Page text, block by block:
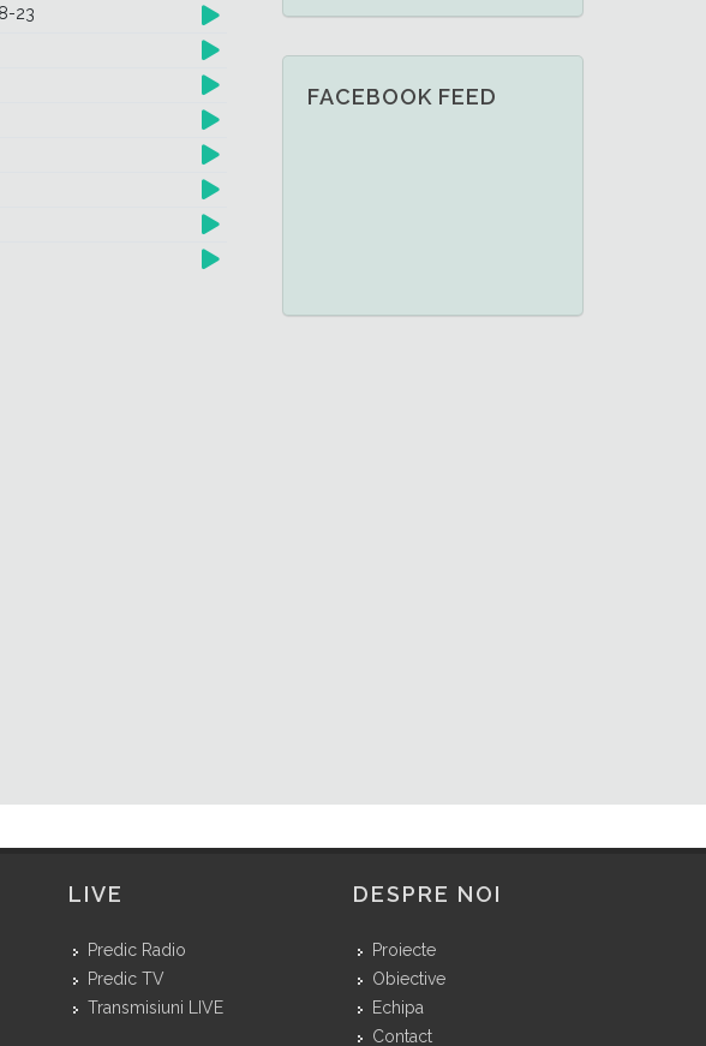
23
FACEBOOK FEED
LIVE
Predic Radio
Predic TV
Transmisiuni LIVE
DESPRE NOI
Proiecte
Obiective
Echipa
Contact